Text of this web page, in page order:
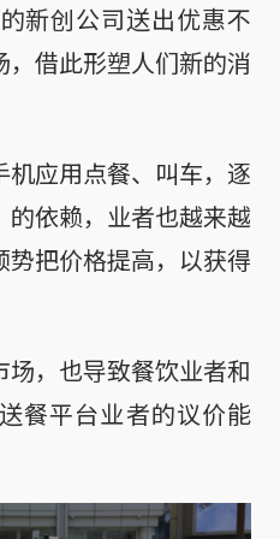
新创公司送出优惠不
借此形塑人们新的消
应用点餐、叫车，逐
依赖，业者也越来越
把价格提高，以获得
，也导致餐饮业者和
餐平台业者的议价能